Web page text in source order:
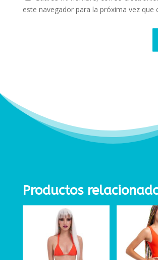
este navegador para la próxima vez que
Productos